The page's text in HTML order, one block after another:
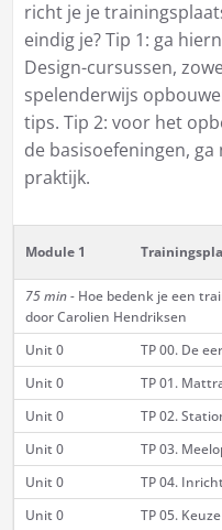
richt je je
eindig je? Tip 1: ga
Design-cursussen,
spelenderwijs
tips. Tip 2: voor het
de basisoefeningen,
praktijk.
Module 1
75 min -Hoe bedenk je een
door Carolien Hendriksen
Unit 0
TP 00. De
Unit 0
TP 01.
Unit 0
TP 02.
Unit 0
TP 03.
Unit 0
TP 04.
Unit 0
TP 05.